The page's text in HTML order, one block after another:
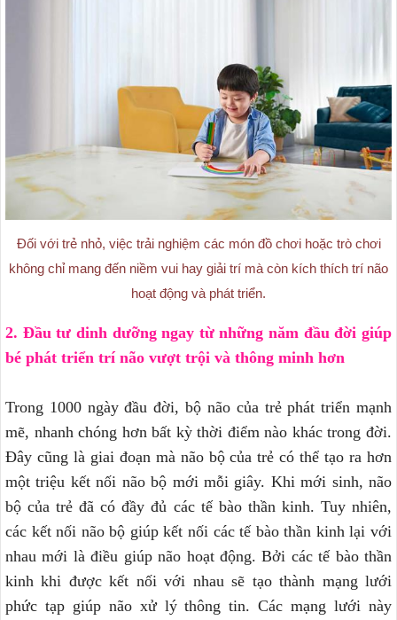
Đối với trẻ nhỏ, việc trải nghiệm các món đồ chơi hoặc trò chơi
không chỉ mang đến niềm vui hay giải trí mà còn kích thích trí não
hoạt động và phát triển.
2. Đầu tư dinh dưỡng ngay từ những năm đầu đời giúp
bé phát triển trí não vượt trội và thông minh hơn
Trong 1000 ngày đầu đời, bộ não của trẻ phát triển mạnh
mẽ, nhanh chóng hơn bất kỳ thời điểm nào khác trong đời.
Đây cũng là giai đoạn mà não bộ của trẻ có thể tạo ra hơn
một triệu kết nối não bộ mới mỗi giây. Khi mới sinh, não
bộ của trẻ đã có đầy đủ các tế bào thần kinh. Tuy nhiên,
các kết nối não bộ giúp kết nối các tế bào thần kinh lại với
nhau mới là điều giúp não hoạt động. Bởi các tế bào thần
kinh khi được kết nối với nhau sẽ tạo thành mạng lưới
phức tạp giúp não xử lý thông tin. Các mạng lưới này